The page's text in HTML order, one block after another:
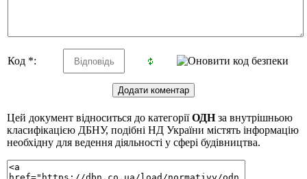
Код *:
Цей документ відноситься до категоріїОДНза внутрішньою
класифікацією ДБНУ, подібні НД України містять інформацію
необхідну для ведення діяльності у сфері будівництва.